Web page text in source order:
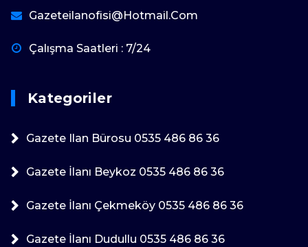
Gazeteilanofisi@hotmail.com
Çalışma Saatleri : 7/24
Kategoriler
Gazete Ilan Bürosu 0535 486 86 36
Gazete İlanı Beykoz 0535 486 86 36
Gazete İlanı Çekmeköy 0535 486 86 36
Gazete İlanı Dudullu 0535 486 86 36